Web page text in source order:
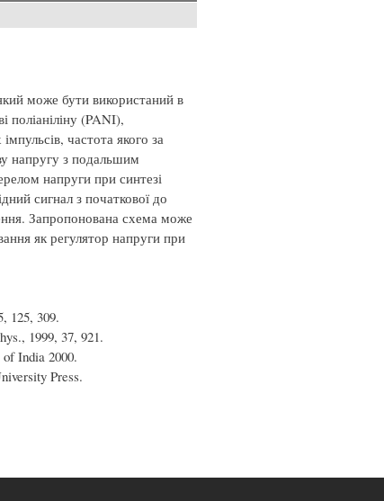
може бути використаний в
поліаніліну (PANI),
частота якого за
напругу з подальшим
напруги при синтезі
сигнал з початкової до
Запропонована схема може
як регулятор напруги при
125, 309.
1999, 37, 921.
India 2000.
Press.